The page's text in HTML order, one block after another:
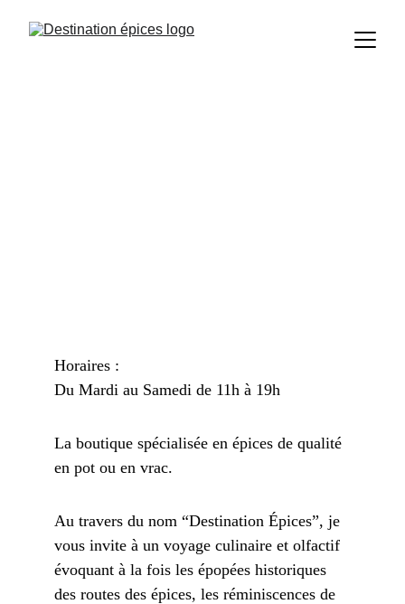
Horaires :
Du Mardi au Samedi de 11h à 19h
La boutique spécialisée en épices de qualité
en pot ou en vrac.
Au travers du nom “Destination Épices”, je
vous invite à un voyage culinaire et olfactif
évoquant à la fois les épopées historiques
des routes des épices, les réminiscences de